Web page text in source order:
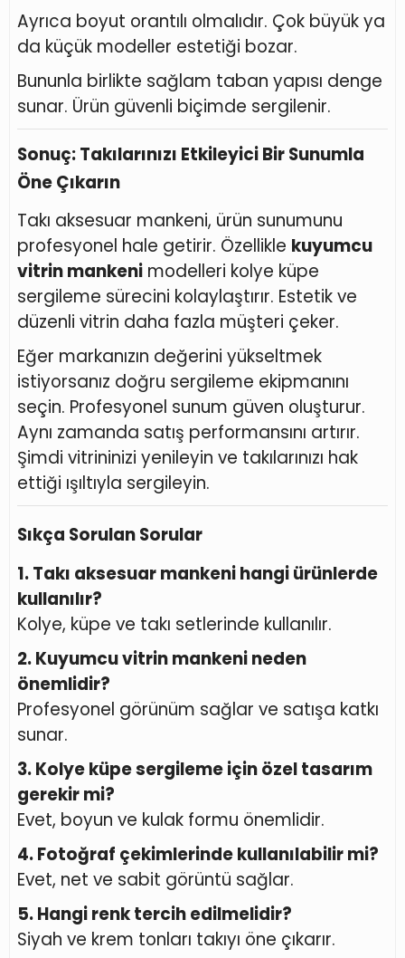
Ayrıca boyut orantılı olmalıdır. Çok büyük ya
da küçük modeller estetiği bozar.
Bununla birlikte sağlam taban yapısı denge
sunar. Ürün güvenli biçimde sergilenir.
Sonuç: Takılarınızı Etkileyici Bir Sunumla
Öne Çıkarın
Takı aksesuar mankeni, ürün sunumunu
profesyonel hale getirir. Özellikle kuyumcu
vitrin mankeni modelleri kolye küpe
sergileme sürecini kolaylaştırır. Estetik ve
düzenli vitrin daha fazla müşteri çeker.
Eğer markanızın değerini yükseltmek
istiyorsanız doğru sergileme ekipmanını
seçin. Profesyonel sunum güven oluşturur.
Aynı zamanda satış performansını artırır.
Şimdi vitrininizi yenileyin ve takılarınızı hak
ettiği ışıltıyla sergileyin.
Sıkça Sorulan Sorular
1. Takı aksesuar mankeni hangi ürünlerde
kullanılır?
Kolye, küpe ve takı setlerinde kullanılır.
2. Kuyumcu vitrin mankeni neden
önemlidir?
Profesyonel görünüm sağlar ve satışa katkı
sunar.
3. Kolye küpe sergileme için özel tasarım
gerekir mi?
Evet, boyun ve kulak formu önemlidir.
4. Fotoğraf çekimlerinde kullanılabilir mi?
Evet, net ve sabit görüntü sağlar.
5. Hangi renk tercih edilmelidir?
Siyah ve krem tonları takıyı öne çıkarır.